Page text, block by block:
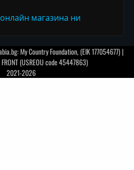
магазина ни
My Country Foundation, (EIK 177054677) |
FRONT (USREOU code 45447863)
2021-2026